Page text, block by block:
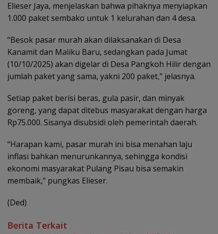
Elieser Jaya, menjelaskan bahwa pihaknya menyiapkan
1.000 paket sembako untuk 1 kelurahan dan 4 desa.
“Besok pasar murah akan dilaksanakan di Desa
Kanamit dan Maliku Baru, sedangkan pada Jumat
(10/10/2025) akan digelar di Desa Pangkoh Hilir dengan
jumlah paket yang sama, yakni 200 paket,” jelasnya.
Setiap paket berisi beras, gula pasir, dan minyak
goreng, yang dapat ditebus masyarakat dengan harga
Rp75.000. Sisanya disubsidi oleh pemerintah daerah.
“Harapan kami, pasar murah ini bisa menahan laju
inflasi bahkan menurunkannya, sehingga kondisi
ekonomi masyarakat Pulang Pisau bisa semakin
membaik,” pungkas Elieser.
(Ded)
Berita Terkait